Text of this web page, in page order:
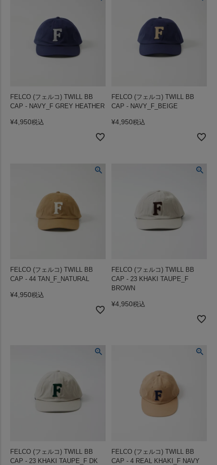
FELCO (フェルコ) TWILL BB
CAP - NAVY_F GREY HEATHER
¥4,950税込
FELCO (フェルコ) TWILL BB
CAP - NAVY_F_BEIGE
¥4,950税込
FELCO (フェルコ) TWILL BB
CAP - 44 TAN_F_NATURAL
¥4,950税込
FELCO (フェルコ) TWILL BB
CAP - 23 KHAKI TAUPE_F
BROWN
¥4,950税込
FELCO (フェルコ) TWILL BB
CAP - 23 KHAKI TAUPE_F DK
FELCO (フェルコ) TWILL BB
CAP - 4 REAL KHAKI_F NAVY